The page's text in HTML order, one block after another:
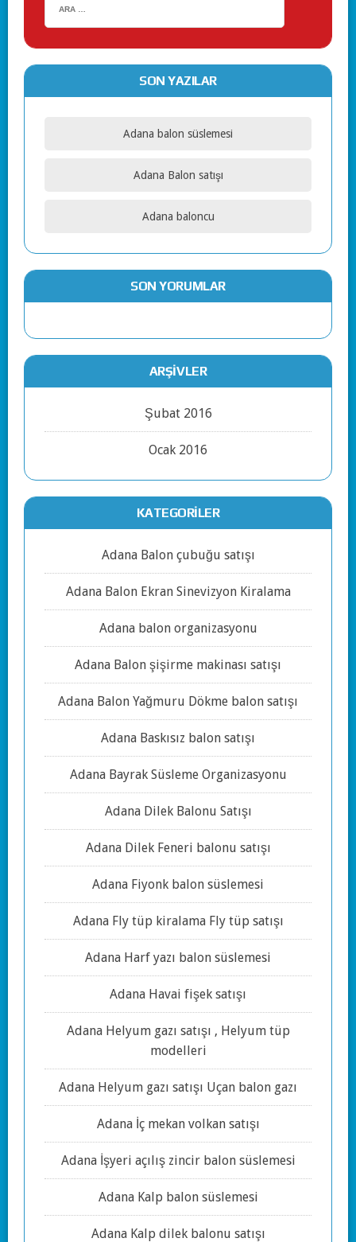
SON YAZILAR
Adana balon süslemesi
Adana Balon satışı
Adana baloncu
SON YORUMLAR
ARŞIVLER
Şubat 2016
Ocak 2016
KATEGORILER
Adana Balon çubuğu satışı
Adana Balon Ekran Sinevizyon Kiralama
Adana balon organizasyonu
Adana Balon şişirme makinası satışı
Adana Balon Yağmuru Dökme balon satışı
Adana Baskısız balon satışı
Adana Bayrak Süsleme Organizasyonu
Adana Dilek Balonu Satışı
Adana Dilek Feneri balonu satışı
Adana Fiyonk balon süslemesi
Adana Fly tüp kiralama Fly tüp satışı
Adana Harf yazı balon süslemesi
Adana Havai fişek satışı
Adana Helyum gazı satışı , Helyum tüp
modelleri
Adana Helyum gazı satışı Uçan balon gazı
Adana İç mekan volkan satışı
Adana İşyeri açılış zincir balon süslemesi
Adana Kalp balon süslemesi
Adana Kalp dilek balonu satışı